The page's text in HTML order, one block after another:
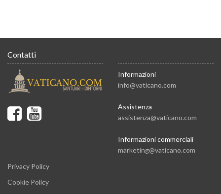
Contatti
Informazioni
info@vaticano.com
Assistenza
assistenza@vaticano.com
Informazioni commerciali
marketing@vaticano.com
Privacy Policy
Cookie Policy